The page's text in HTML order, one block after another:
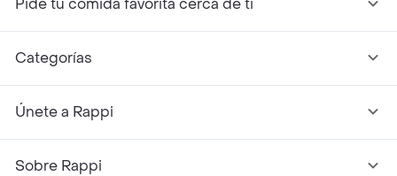
Pide tu comida favorita cerca de ti
Categorías
Únete a Rappi
Sobre Rappi